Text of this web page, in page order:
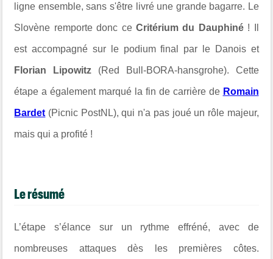
ligne ensemble, sans s'être livré une grande bagarre. Le
Slovène remporte donc ce Critérium du Dauphiné! Il
est accompagné sur le podium final par le Danois et
Florian Lipowitz (Red Bull-BORA-hansgrohe). Cette
étape a également marqué la fin de carrière de Romain
Bardet (Picnic PostNL), qui n'a pas joué un rôle majeur,
mais qui a profité !
Le résumé
L’étape s’élance sur un rythme effréné, avec de
nombreuses attaques dès les premières côtes.